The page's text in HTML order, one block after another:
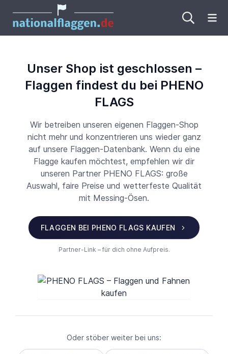
Unser Shop ist geschlossen –
Flaggen findest du bei PHENO
FLAGS
Wir betreiben unseren eigenen Flaggen-Shop
nicht mehr und konzentrieren uns wieder ganz
auf unsere Flaggen-Datenbank. Wenn du eine
Flagge kaufen möchtest, empfehlen wir dir
unseren Partner PHENO FLAGS: große
Auswahl, faire Preise und wetterfeste Qualität
mit Messing-Ösen.
FLAGGEN BEI PHENO FLAGS KAUFEN
Partner-Link – für dich ohne Aufpreis.
Oder stöber weiter bei uns: